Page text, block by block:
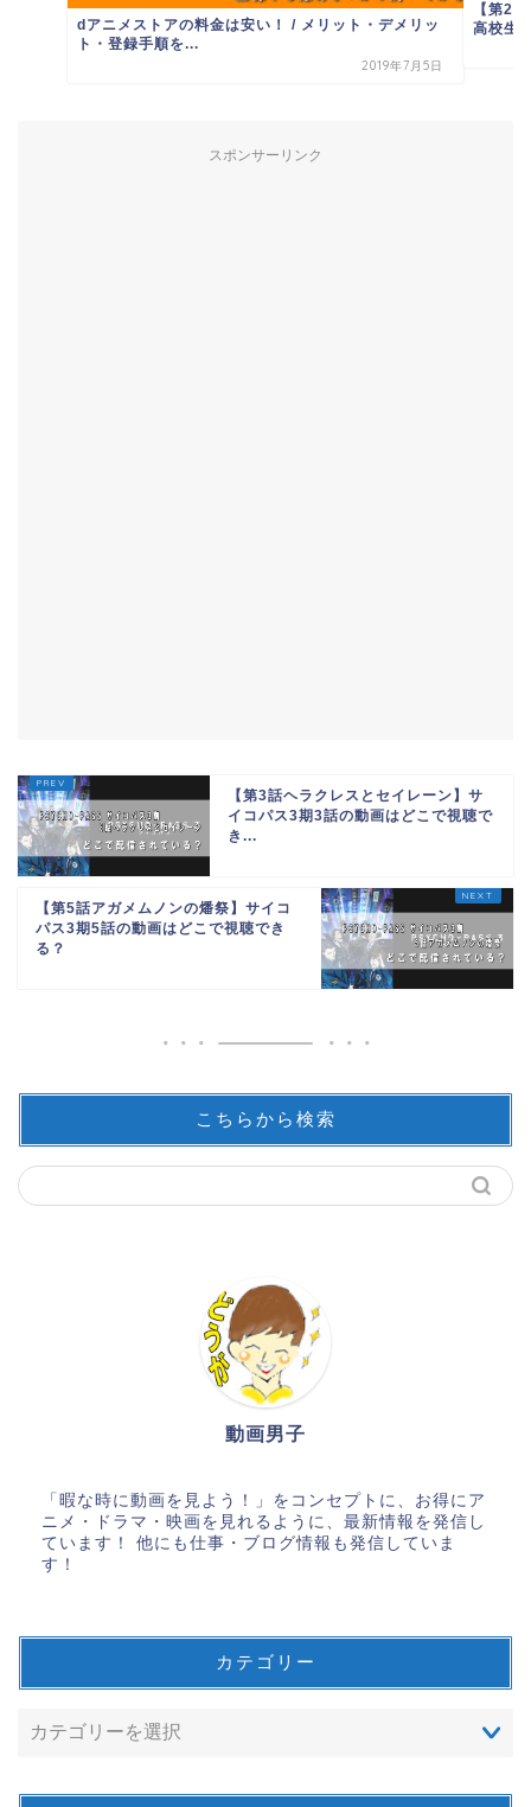
dアニメストアの料金は安い！ / メリット・デメリッ
ト・登録手順を...
2019年7月5日
【第2
高校生
スポンサーリンク
【第3話ヘラクレスとセイレーン】サ
イコパス3期3話の動画はどこで視聴で
き...
【第5話アガメムノンの燔祭】サイコ
パス3期5話の動画はどこで視聴でき
る？
こちらから検索
動画男子
「暇な時に動画を見よう！」をコンセプトに、お得にア
ニメ・ドラマ・映画を見れるように、最新情報を発信し
ています！ 他にも仕事・ブログ情報も発信していま
す！
カテゴリー